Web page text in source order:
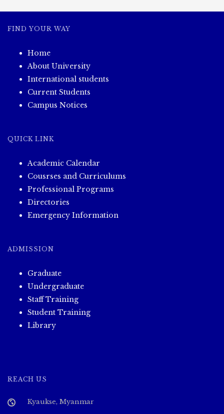
FIND YOUR WAY
Home
About University
International students
Current Students
Campus Notices
QUICK LINK
Academic Calendar
Cousrses and Curriculums
Professional Programs
Directories
Emergency Information
ADMISSION
Graduate
Undergraduate
Staff Training
Student Training
Library
REACH US
Kyaukse, Myanmar